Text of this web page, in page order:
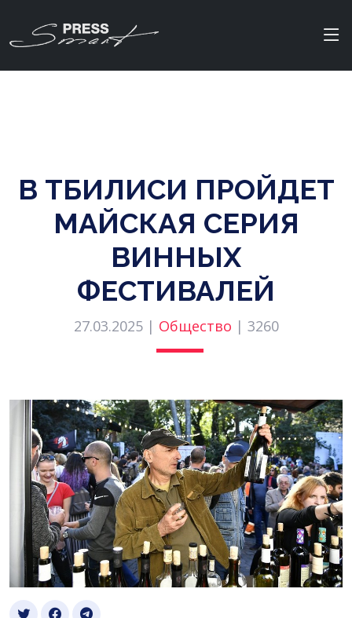
В ТБИЛИСИ ПРОЙДЕТ
МАЙСКАЯ СЕРИЯ
ВИННЫХ
ФЕСТИВАЛЕЙ
27.03.2025 | Общество | 3260